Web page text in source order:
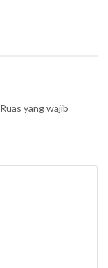
Ruas yang wajib